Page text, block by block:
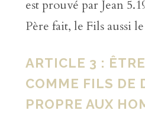
est prouvé par Jean
Père fait, le Fils aussi
ARTICLE 3 :
COMME FILS DE
PROPRE AUX